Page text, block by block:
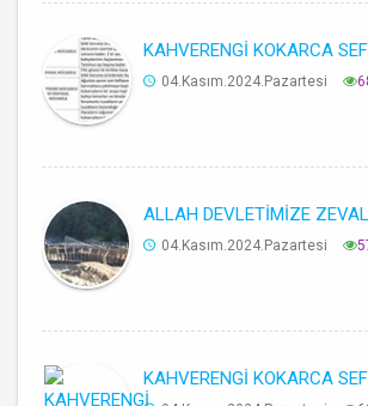
KAHVERENGİ KOKARCA
04.Kasım.2024.Pazartesi
ALLAH DEVLETİMİZE ZEVAL
04.Kasım.2024.Pazartesi
KAHVERENGİ KOKARCA